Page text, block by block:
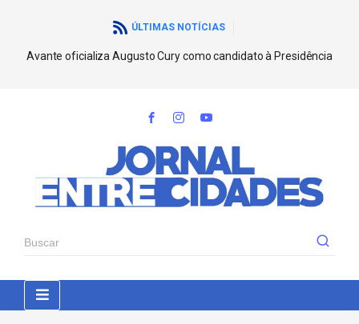
ÚLTIMAS NOTÍCIAS
Avante oficializa Augusto Cury como candidato à Presidência